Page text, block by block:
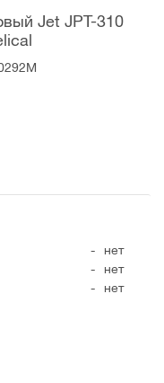
Jet JPT-310
-
нет
-
нет
-
нет